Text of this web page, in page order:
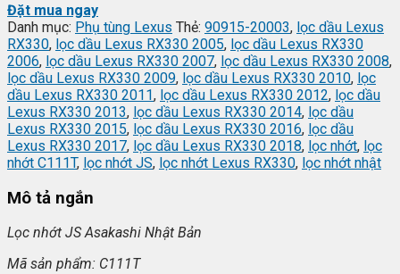
Đặt mua ngay
Danh mục: Phụ tùng Lexus Thẻ: 90915-20003, lọc dầu Lexus
RX330, lọc dầu Lexus RX330 2005, lọc dầu Lexus RX330
2006, lọc dầu Lexus RX330 2007, lọc dầu Lexus RX330 2008,
lọc dầu Lexus RX330 2009, lọc dầu Lexus RX330 2010, lọc
dầu Lexus RX330 2011, lọc dầu Lexus RX330 2012, lọc dầu
Lexus RX330 2013, lọc dầu Lexus RX330 2014, lọc dầu
Lexus RX330 2015, lọc dầu Lexus RX330 2016, lọc dầu
Lexus RX330 2017, lọc dầu Lexus RX330 2018, lọc nhớt, lọc
nhớt C111T, lọc nhớt JS, lọc nhớt Lexus RX330, lọc nhớt nhật
Mô tả ngắn
Lọc nhớt JS Asakashi Nhật Bản
Mã sản phẩm: C111T